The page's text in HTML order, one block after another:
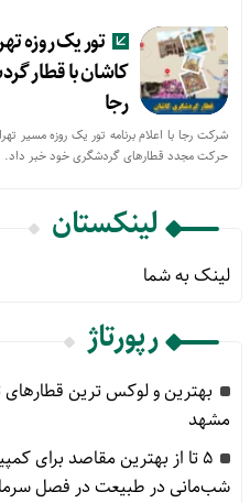
تور یک روزه
کاشان با قطار
رجا
شرکت رجا با اعلام برنامه تور یک روزه مسیر
حركت مجدد قطارهای گردشگری خود خبر داد.
لینکستان
لینک به شما
رپورتاژ
بهترین و لوکس ترین قطارهای
مشهد
۵ تا از بهترین مقاصد برای
شب‌مانی در طبیعت در فصل سرما